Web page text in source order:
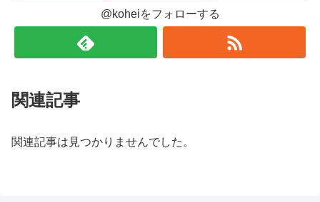
@koheiをフォローする
関連記事
関連記事は見つかりませんでした。